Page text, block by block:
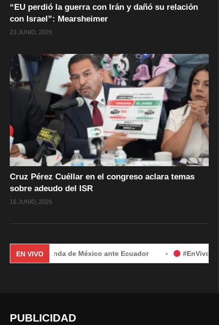
“EU perdió la guerra con Irán y dañó su relación
con Israel”: Mearsheimer
23 JUNIO, 2026
Cruz Pérez Cuéllar en el congreso aclara temas
sobre adeudo del ISR
16 JUNIO, 2026
EN VIVOde México ante Ecuador #EnVivo |
PUBLICIDAD